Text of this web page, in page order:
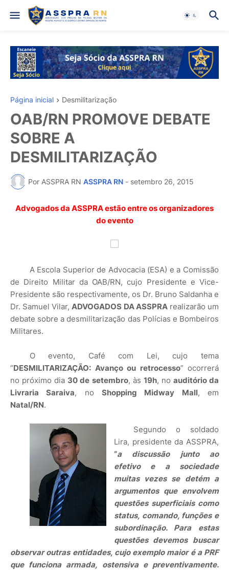
Página inicial Desmilitarização
OAB/RN PROMOVE DEBATE
SOBRE A
DESMILITARIZAÇÃO
Por ASSPRA RN ASSPRA RN - setembro 26, 2015
Advogados da ASSPRA estão entre os organizadores
do evento
A Escola Superior de Advocacia (ESA) e a Comissão
de Direito Militar da OAB/RN, cujo Presidente e Vice-
Presidente são respectivamente, os Dr. Bruno Saldanha e
Dr. Samuel Vilar,ADVOGADOS DA ASSPRArealizarão um
debate sobre a desmilitarização das Polícias e Bombeiros
Militares.
O evento, Café com Lei, cujo tema
“DESMILITARIZAÇÃO: Avanço ou retrocesso” ocorrerá
no próximo dia 30 de setembro, às 19h, no auditório da
Livraria Saraiva, noShopping Midway Mall, em
Natal/RN.
Segundo o soldado
Lira, presidente da ASSPRA,
“a discussão junto ao
efetivo e a sociedade
muitas vezes se detém a
argumentos que envolvem
questões superficiais como
status, comando, funções e
subordinação. Para estas
questões devemos buscar
observar outras entidades, cujo exemplo maior é a PRF
que funciona armada, ostensiva e preventivamente.